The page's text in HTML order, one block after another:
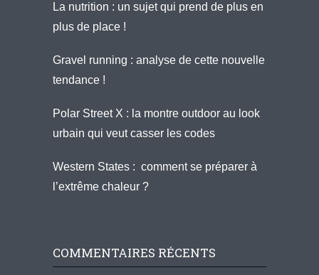
La nutrition : un sujet qui prend de plus en
plus de place !
Gravel running : analyse de cette nouvelle
tendance !
Polar Street X : la montre outdoor au look
urbain qui veut casser les codes
Western States : comment se préparer à
l’extrême chaleur ?
COMMENTAIRES RÉCENTS